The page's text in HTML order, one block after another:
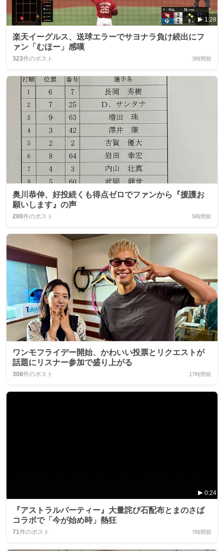
1:28
楽天イーグルス、送球エラーでサヨナラ負け続出にフ
ァン「むほー」感嘆
323件のポスト 3時間前
奥川恭伸、好投続くも得点ゼロでファンから『援護お
願いします』の声
200件のポスト 5時間前
ワンモフライデー開始、かわいい投票とリクエストが
話題にリスナー参加で盛り上がる
308件のポスト 17時間前
0:24
『アストラルパーティー』大量詫び石配布とまのさば
コラボで「今が始め時」熱狂
71件のポスト 7時間前